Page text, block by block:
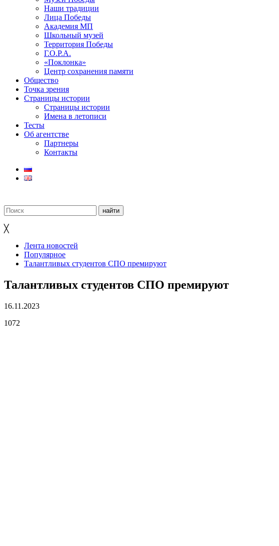
Наши традиции
Лица Победы
Академия МП
Школьный музей
Территория Победы
Г.О.Р.А.
«Поклонка»
Центр сохранения памяти
Общество
Точка зрения
Страницы истории
Страницы истории
Имена в летописи
Тесты
Об агентстве
Партнеры
Контакты
╳
Лента новостей
Популярное
Талантливых студентов СПО премируют
Талантливых студентов СПО премируют
16.11.2023
1072